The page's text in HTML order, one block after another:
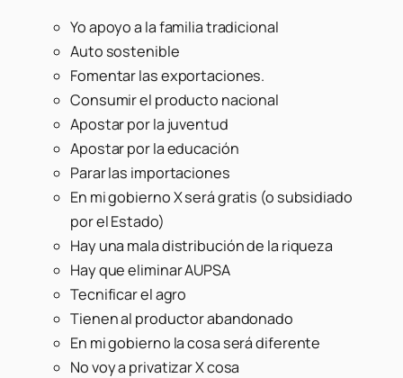
Yo apoyo a la familia tradicional
Auto sostenible
Fomentar las exportaciones.
Consumir el producto nacional
Apostar por la juventud
Apostar por la educación
Parar las importaciones
En mi gobierno X será gratis (o subsidiado
por el Estado)
Hay una mala distribución de la riqueza
Hay que eliminar AUPSA
Tecnificar el agro
Tienen al productor abandonado
En mi gobierno la cosa será diferente
No voy a privatizar X cosa